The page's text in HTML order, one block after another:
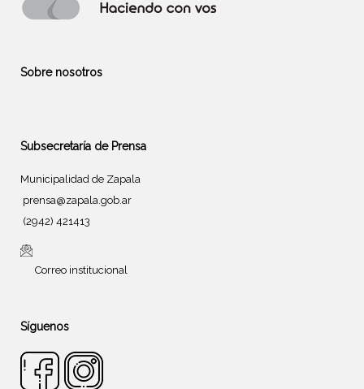
Sobre nosotros
Subsecretaría de Prensa
Municipalidad de Zapala
prensa@zapala.gob.ar
(2942) 421413
Correo institucional
Síguenos